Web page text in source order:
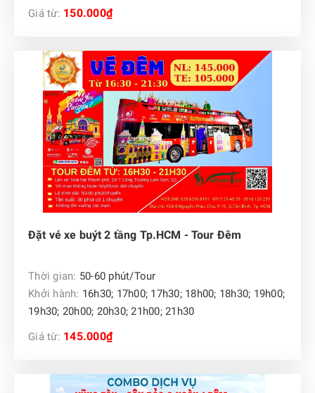
Giá từ: 150.000₫
Đặt vé xe buýt 2 tầng Tp.HCM - Tour Đêm
Thời gian: 50-60 phút/Tour
Khởi hành: 16h30; 17h00; 17h30; 18h00; 18h30; 19h00;
19h30; 20h00; 20h30; 21h00; 21h30
Giá từ: 145.000₫